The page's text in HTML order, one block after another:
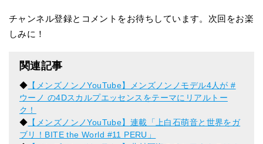
チャンネル登録とコメントをお待ちしています。次回をお楽
しみに！
関連記事
◆ 【メンズノンノYouTube】メンズノンノモデル4人が #
ウーノ の4Dスカルプエッセンスをテーマにリアルトー
ク！
◆ 【メンズノンノYouTube】連載「上白石萌音と世界をガ
ブリ！BITE the World #11 PERU」